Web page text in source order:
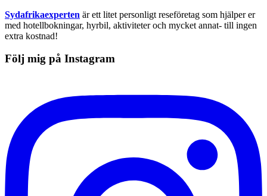
Sydafrikaexperten är ett litet personligt reseföretag som hjälper er
med hotellbokningar, hyrbil, aktiviteter och mycket annat- till ingen
extra kostnad!
Följ mig på Instagram